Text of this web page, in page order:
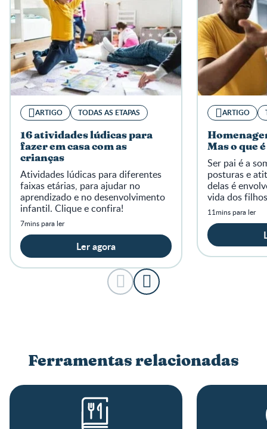
ARTIGO TODAS AS ETAPAS
16 atividades lúdicas para
fazer em casa com as
crianças
Atividades lúdicas para diferentes
faixas etárias, para ajudar no
aprendizado e no desenvolvimento
infantil. Clique e confira!
7mins para ler
Ler agora
ARTIGO
Mas o que
Ser pai é a
posturas e
delas é
vida dos
11mins para ler
Ferramentas relacionadas